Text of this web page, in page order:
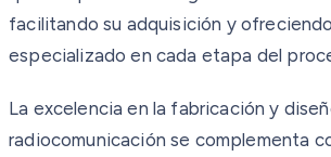
facilitando su adquisición y
especializado en cada etapa del
La excelencia en la fabricación y
radiocomunicación se complementa